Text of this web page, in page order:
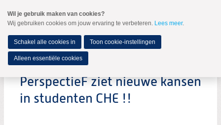
naar
Spring
de
inhoud
Spring
naar
hoofdmenu
MENU
PerspectieF ziet nieuwe kansen
in studenten CHE !!
Wil je gebruik maken van cookies?
Wij gebruiken cookies om jouw ervaring te verbeteren. Lees meer.
Schakel alle cookies in Toon cookie-instellingen
Alleen essentiële cookies